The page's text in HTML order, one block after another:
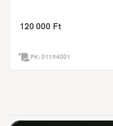
120 000 Ft
PK:01194001